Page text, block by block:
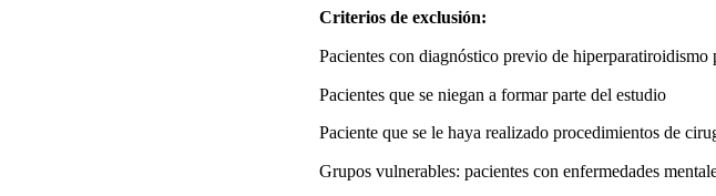
Criterios de exclusión:
Pacientes con diagnóstico previo de
Pacientes que se niegan a formar parte del estudio
Paciente que se le haya realizado procedimientos de
Grupos vulnerables: pacientes con enfermedades